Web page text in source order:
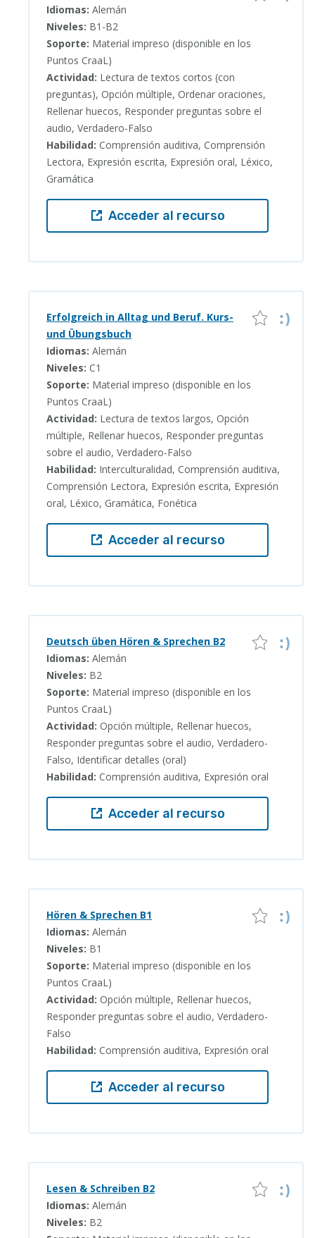
Idiomas: Alemán
Niveles: B1-B2
Soporte: Material impreso (disponible en los
Puntos CraaL)
Actividad: Lectura de textos cortos (con
preguntas), Opción múltiple, Ordenar oraciones,
Rellenar huecos, Responder preguntas sobre el
audio, Verdadero-Falso
Habilidad: Comprensión auditiva, Comprensión
Lectora, Expresión escrita, Expresión oral, Léxico,
Gramática
Acceder al recurso
Erfolgreich in Alltag und Beruf. Kurs-
und Übungsbuch
Idiomas: Alemán
Niveles: C1
Soporte: Material impreso (disponible en los
Puntos CraaL)
Actividad: Lectura de textos largos, Opción
múltiple, Rellenar huecos, Responder preguntas
sobre el audio, Verdadero-Falso
Habilidad: Interculturalidad, Comprensión auditiva,
Comprensión Lectora, Expresión escrita, Expresión
oral, Léxico, Gramática, Fonética
Acceder al recurso
Deutsch üben Hören & Sprechen B2
Idiomas: Alemán
Niveles: B2
Soporte: Material impreso (disponible en los
Puntos CraaL)
Actividad: Opción múltiple, Rellenar huecos,
Responder preguntas sobre el audio, Verdadero-
Falso, Identificar detalles (oral)
Habilidad: Comprensión auditiva, Expresión oral
Acceder al recurso
Hören & Sprechen B1
Idiomas: Alemán
Niveles: B1
Soporte: Material impreso (disponible en los
Puntos CraaL)
Actividad: Opción múltiple, Rellenar huecos,
Responder preguntas sobre el audio, Verdadero-
Falso
Habilidad: Comprensión auditiva, Expresión oral
Acceder al recurso
Lesen & Schreiben B2
Idiomas: Alemán
Niveles: B2